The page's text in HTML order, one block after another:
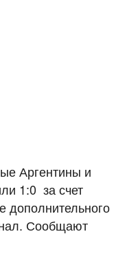
Аргентины и
1:0 за счет
дополнительного
Сообщают